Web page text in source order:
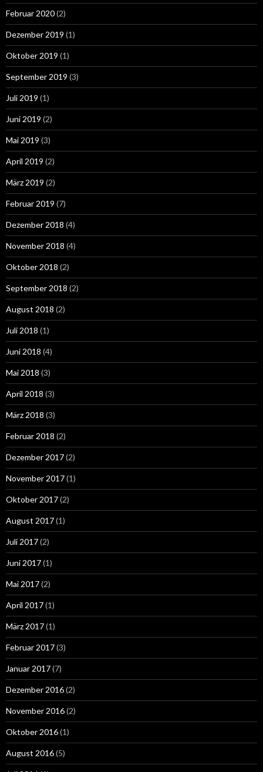
Februar 2020(2)
Dezember 2019 (1)
Oktober 2019 (1)
September 2019 (3)
Juli 2019 (1)
Juni 2019 (2)
Mai 2019 (3)
April 2019 (2)
März 2019 (2)
Februar 2019 (7)
Dezember 2018 (4)
November 2018 (4)
Oktober 2018 (2)
September 2018 (2)
August 2018 (2)
Juli 2018 (1)
Juni 2018 (4)
Mai 2018 (3)
April 2018 (3)
März 2018 (3)
Februar 2018 (2)
Dezember 2017(2)
November 2017(1)
Oktober 2017(2)
August 2017(1)
Juli 2017(2)
Juni 2017(1)
Mai 2017(2)
April 2017(1)
März 2017(1)
Februar 2017(3)
Januar 2017(7)
Dezember 2016(2)
November 2016(2)
Oktober 2016(1)
August 2016(5)